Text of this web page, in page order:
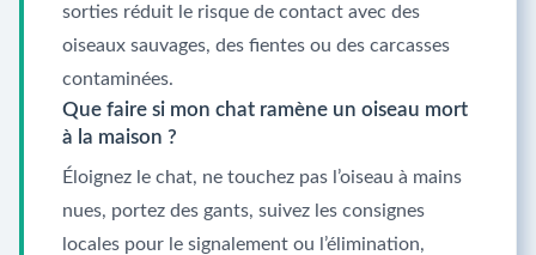
sorties réduit le risque de contact avec des
oiseaux sauvages, des fientes ou des carcasses
contaminées.
Que faire si mon chat ramène un oiseau mort
à la maison ?
Éloignez le chat, ne touchez pas l’oiseau à mains
nues, portez des gants, suivez les consignes
locales pour le signalement ou l’élimination,